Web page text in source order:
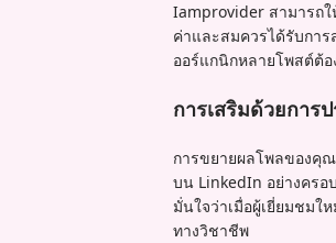
Iamprovider สามารถ
ค่าและสมควรได้รับกา
ออร์แกนิกหลายโพสต์ต้อ
การเสริมด้วยการ
การขยายผลโพลของคุ
บน LinkedIn อย่างคร
มั่นใจว่าเมื่อผู้เยี่ยมชม
ทางวิชาชีพ